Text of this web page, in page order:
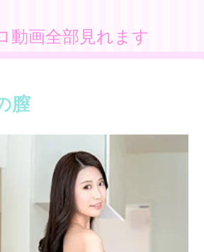
動画全部見れます
膣